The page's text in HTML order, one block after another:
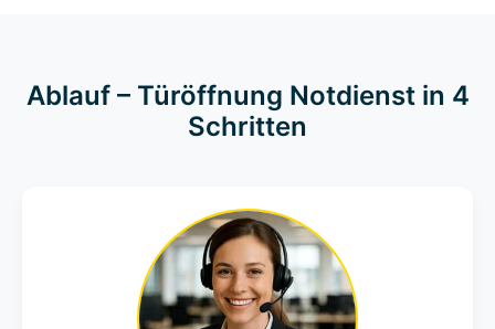
Ablauf – Türöffnung Notdienst in 4
Schritten